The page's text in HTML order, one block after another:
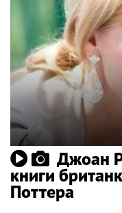
Джоан
книги
Поттера